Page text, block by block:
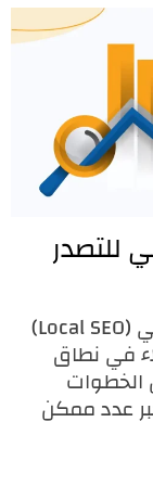
للتصدر
تهيئة موقعك الإلكتروني للبحث المحلي (Local SEO)
في نطاق
الخطوات
عدد ممكن